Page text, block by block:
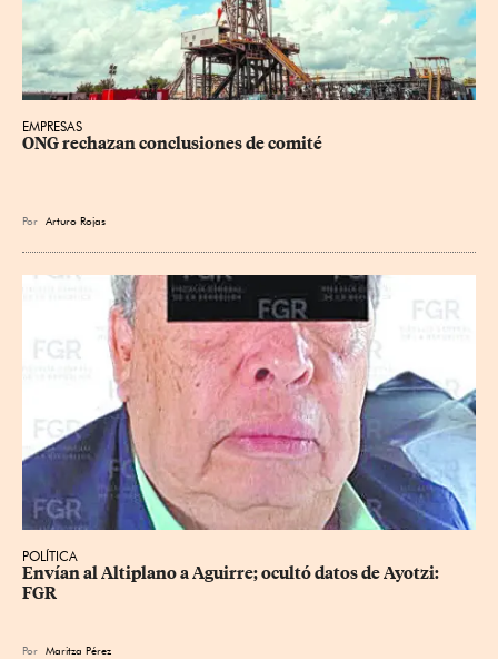
EMPRESAS
ONG rechazan conclusiones de comité
Por Arturo Rojas
POLÍTICA
Envían al Altiplano a Aguirre; ocultó datos de Ayotzi:
FGR
Por Maritza Pérez